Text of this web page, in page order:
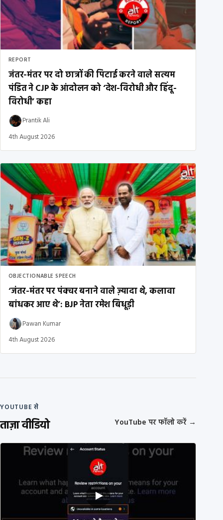
REPORT
जंतर-मंतर पर दो छात्रों की पिटाई करने वाले सत्यम
पंडित ने CJP के आंदोलन को ‘देश-विरोधी और हिंदू-
विरोधी’ कहा
Prantik Ali
4th August 2026
OBJECTIONABLE SPEECH
‘जंतर-मंतर पर पंक्चर बनाने वाले ज़्यादा थे, कलावा
बांधकर आए थे’: BJP नेता रमेश बिधूड़ी
Pawan Kumar
4th August 2026
YOUTUBE से
ताज़ा वीडियो YouTube पर फॉलो करें →